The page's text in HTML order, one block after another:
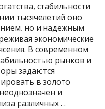
стабильности
тысячелетий оно
но и надежным
экономические
В современном
рынков и
задаются
в золото
и
различных …